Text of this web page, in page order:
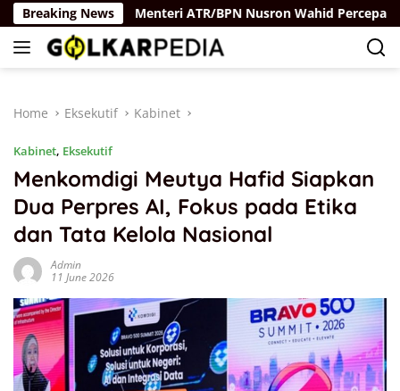
Skip
to
content
Breaking NewsMenteri ATR/BPN Nusron Wahid Percepat
Home Eksekutif Kabinet
Kabinet, Eksekutif
Menkomdigi Meutya Hafid Siapkan
Dua Perpres AI, Fokus pada Etika
dan Tata Kelola Nasional
Admin
11 June 2026